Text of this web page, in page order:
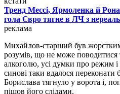
Тренд Мессі, Ярмоленка й
гола Євро тягне в ЛЧ з
реклама
Михайлов-старший був
розумів, що не може поводитися
алкоголю, усі думки про режим
синові таки вдалося переконати
Борислава тягнуло у ворота і,
пішов його слідами.